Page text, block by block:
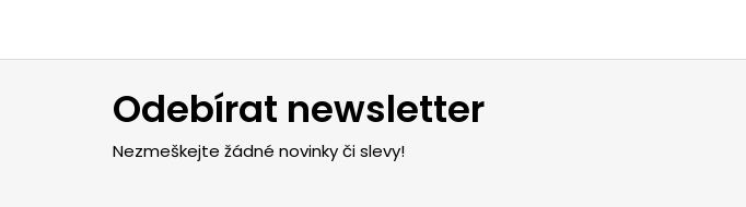
Z
Odebírat newsletter
Nezmeškejte žádné novinky či slevy!